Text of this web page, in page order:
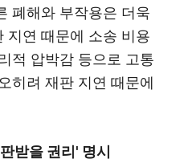
폐해와 부작용은 더욱
지연 때문에 소송 비용
적 압박감 등으로 고통
히려 재판 지연 때문에
받을 권리' 명시